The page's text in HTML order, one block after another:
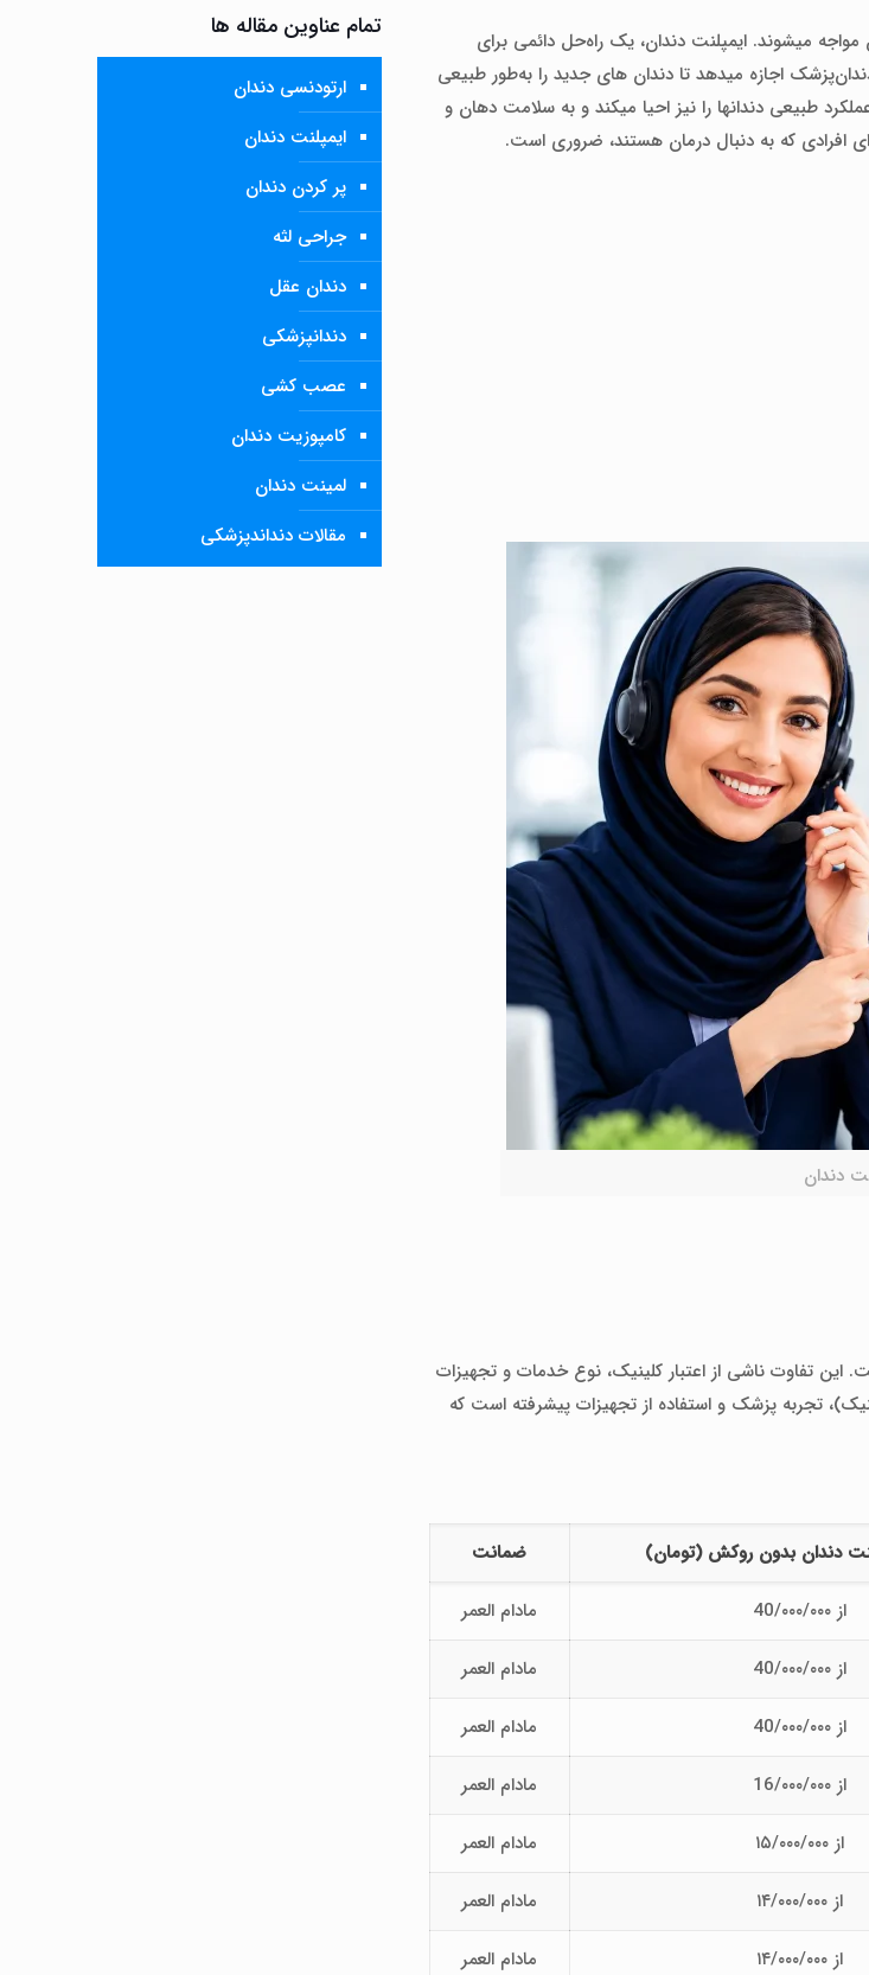
مواجه میشوند. ایمپلنت دندان، یک راه‌حل دائمی برای
اجازه میدهد تا دندان‌ های جدید را به‌طور طبیعی
طبیعی دندانها را نیز احیا میکند و به سلامت دهان و
افرادی که به دنبال درمان هستند، ضروری است.
دندان
بین ۱۵ تا ۳۰ میلیون تومان متغیر است. این تفاوت ناشی از اعتبار کلینیک، نوع خدمات و تجهیزات
تجربه پزشک و استفاده از تجهیزات پیشرفته است که
دندان بدون روکش (تومان) ضمانت
از 40/۰۰۰/۰۰۰ مادام العمر
از 40/۰۰۰/۰۰۰ مادام العمر
از 40/۰۰۰/۰۰۰ مادام العمر
از 16/۰۰۰/۰۰۰ مادام العمر
از ۱۵/۰۰۰/۰۰۰ مادام العمر
از ۱۴/۰۰۰/۰۰۰ مادام العمر
از ۱۴/۰۰۰/۰۰۰ مادام العمر
تمام عناوین مقاله ها
ارتودنسی دندان
ایمپلنت دندان
پر کردن دندان
جراحی لثه
دندان عقل
دندانپزشکی
عصب کشی
کامپوزیت دندان
لمینت دندان
مقالات دنداندپزشکی